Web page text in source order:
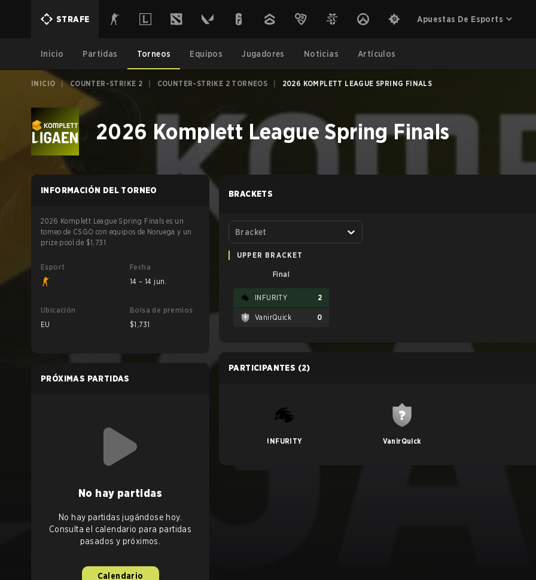
STRAFE Apuestas De Esports
Inicio Partidas Torneos Equipos Jugadores Noticias Artículos
INICIO | COUNTER-STRIKE 2 COUNTER-STRIKE 2 TORNEOS 2026 KOMPLETT LEAGUE SPRING FINALS
2026 Komplett League Spring Finals
INFORMACIÓN DEL TORNEO
2026 Komplett League Spring Finals es un
torneo de CSGO con equipos de Noruega y un
prize pool de $1,731
Esport
Fecha
14 – 14 jun.
Ubicación
EU
Bolsa de premios
$1,731
PRÓXIMAS PARTIDAS
No hay partidas
No hay partidas jugándose hoy.
Consulta el calendario para partidas
pasados y próximos.
Calendario
BRACKETS
Bracket
UPPER BRACKET
Final
INFURITY 2
VanirQuick 0
PARTICIPANTES (2)
INFURITY VanirQuick